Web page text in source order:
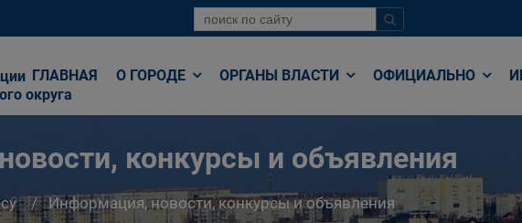
округа
ГЛАВНАЯ О ГОРОДЕ ОРГАНЫ ВЛАСТИ ОФИЦИАЛЬНО
конкурсы и объявления
Информация, новости, конкурсы и объявления